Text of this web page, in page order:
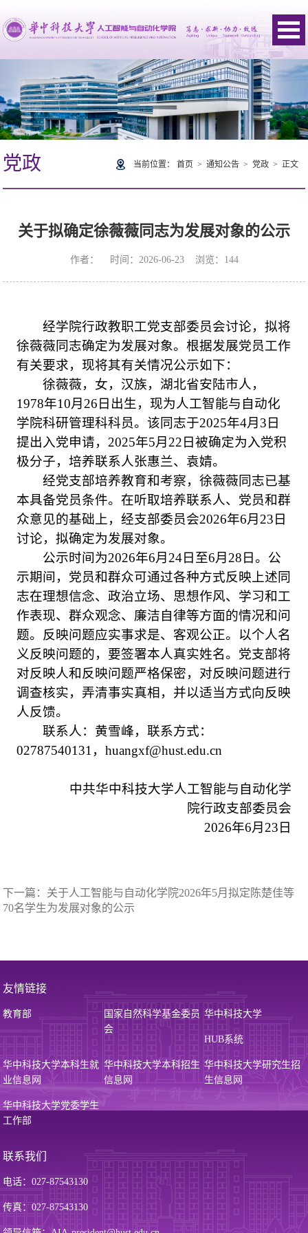
党政 当前位置： 首页> 通知公告> 党政> 正文
关于拟确定徐薇薇同志为发展对象的公示
作者： 时间：2026-06-23 浏览： 144
经学院行政教职工党支部委员会讨论，拟将
徐薇薇同志确定为发展对象。根据发展党员工作
有关要求，现将其有关情况公示如下：
徐薇薇，女，汉族，湖北省安陆市人，
1978年10月26日出生，现为人工智能与自动化
学院科研管理科科员。该同志于2025年4月3日
提出入党申请，2025年5月22日被确定为入党积
极分子，培养联系人张惠兰、袁婧。
经党支部培养教育和考察，徐薇薇同志已基
本具备党员条件。在听取培养联系人、党员和群
众意见的基础上，经支部委员会2026年6月23日
讨论，拟确定为发展对象。
公示时间为2026年6月24日至6月28日。公
示期间，党员和群众可通过各种方式反映上述同
志在理想信念、政治立场、思想作风、学习和工
作表现、群众观念、廉洁自律等方面的情况和问
题。反映问题应实事求是、客观公正。以个人名
义反映问题的，要签署本人真实姓名。党支部将
对反映人和反映问题严格保密，对反映问题进行
调查核实，弄清事实真相，并以适当方式向反映
人反馈。
联系人：黄雪峰，联系方式：
02787540131，huangxf@hust.edu.cn
中共华中科技大学人工智能与自动化学
院行政支部委员会
2026年6月23日
下一篇： 关于人工智能与自动化学院2026年5月拟定陈楚佳等
70名学生为发展对象的公示
友情链接
教育部
国家自然科学基金委员
会
华中科技大学
HUB系统
华中科技大学本科生就
业信息网
华中科技大学本科招生
信息网
华中科技大学研究生招
生信息网
华中科技大学党委学生
工作部
联系我们
电话：027-87543130
传真：027-87543130